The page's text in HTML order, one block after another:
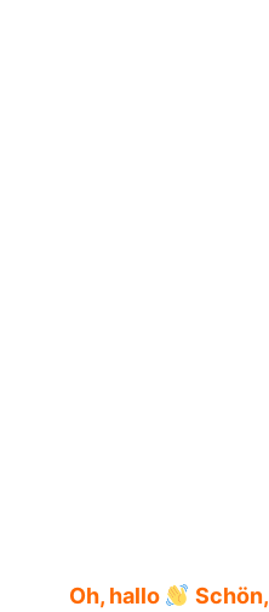
Oh, hallo
Schön,